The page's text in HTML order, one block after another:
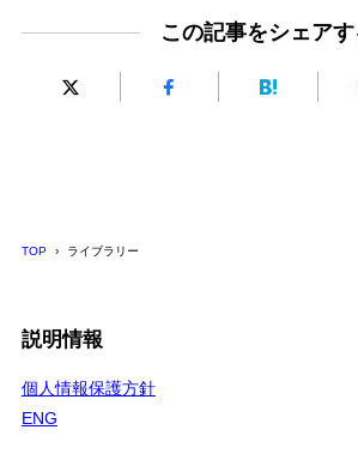
この記事をシェアす
TOP ライブラリー
説明情報
個人情報保護方針
ENG